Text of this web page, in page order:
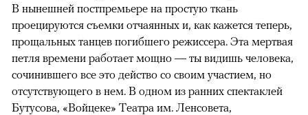
В нынешней постпремьере на простую ткань
проецируются съемки отчаянных и, как кажется теперь,
прощальных танцев погибшего режиссера. Эта мертвая
петля времени работает мощно — ты видишь человека,
сочинившего все это действо со своим участием, но
отсутствующего в нем. В одном из ранних спектаклей
Бутусова, «Войцеке» Театра им. Ленсовета,